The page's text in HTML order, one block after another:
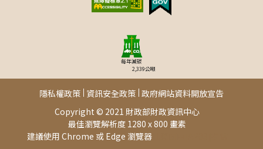
每年減碳
2,339公噸
Copyright © 2021 財政部財政資訊中心
最佳瀏覽解析度 1280 x 800 畫素
建議使用 Chrome 或 Edge 瀏覽器此頁面由[AP03]提供
隱私權政策 資訊安全政策 政府網站資料開放宣告